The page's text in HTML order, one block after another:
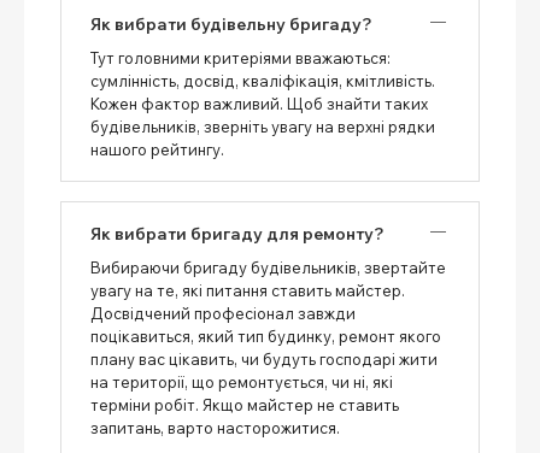
Як вибрати будівельну бригаду?
Тут головними критеріями вважаються:
сумлінність, досвід, кваліфікація, кмітливість.
Кожен фактор важливий. Щоб знайти таких
будівельників, зверніть увагу на верхні рядки
нашого рейтингу.
Як вибрати бригаду для ремонту?
Вибираючи бригаду будівельників, звертайте
увагу на те, які питання ставить майстер.
Досвідчений професіонал завжди
поцікавиться, який тип будинку, ремонт якого
плану вас цікавить, чи будуть господарі жити
на території, що ремонтується, чи ні, які
терміни робіт. Якщо майстер не ставить
запитань, варто насторожитися.